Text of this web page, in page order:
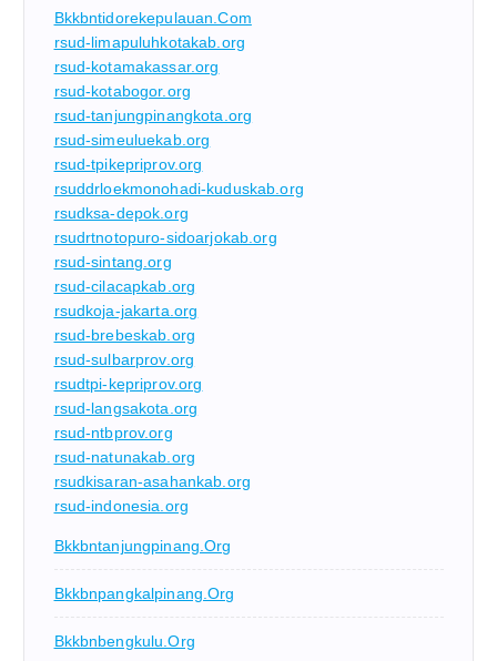
Bkkbntidorekepulauan.com
rsud-limapuluhkotakab.org
rsud-kotamakassar.org
rsud-kotabogor.org
rsud-tanjungpinangkota.org
rsud-simeuluekab.org
rsud-tpikepriprov.org
rsuddrloekmonohadi-kuduskab.org
rsudksa-depok.org
rsudrtnotopuro-sidoarjokab.org
rsud-sintang.org
rsud-cilacapkab.org
rsudkoja-jakarta.org
rsud-brebeskab.org
rsud-sulbarprov.org
rsudtpi-kepriprov.org
rsud-langsakota.org
rsud-ntbprov.org
rsud-natunakab.org
rsudkisaran-asahankab.org
rsud-indonesia.org
Bkkbntanjungpinang.org
Bkkbnpangkalpinang.org
Bkkbnbengkulu.org